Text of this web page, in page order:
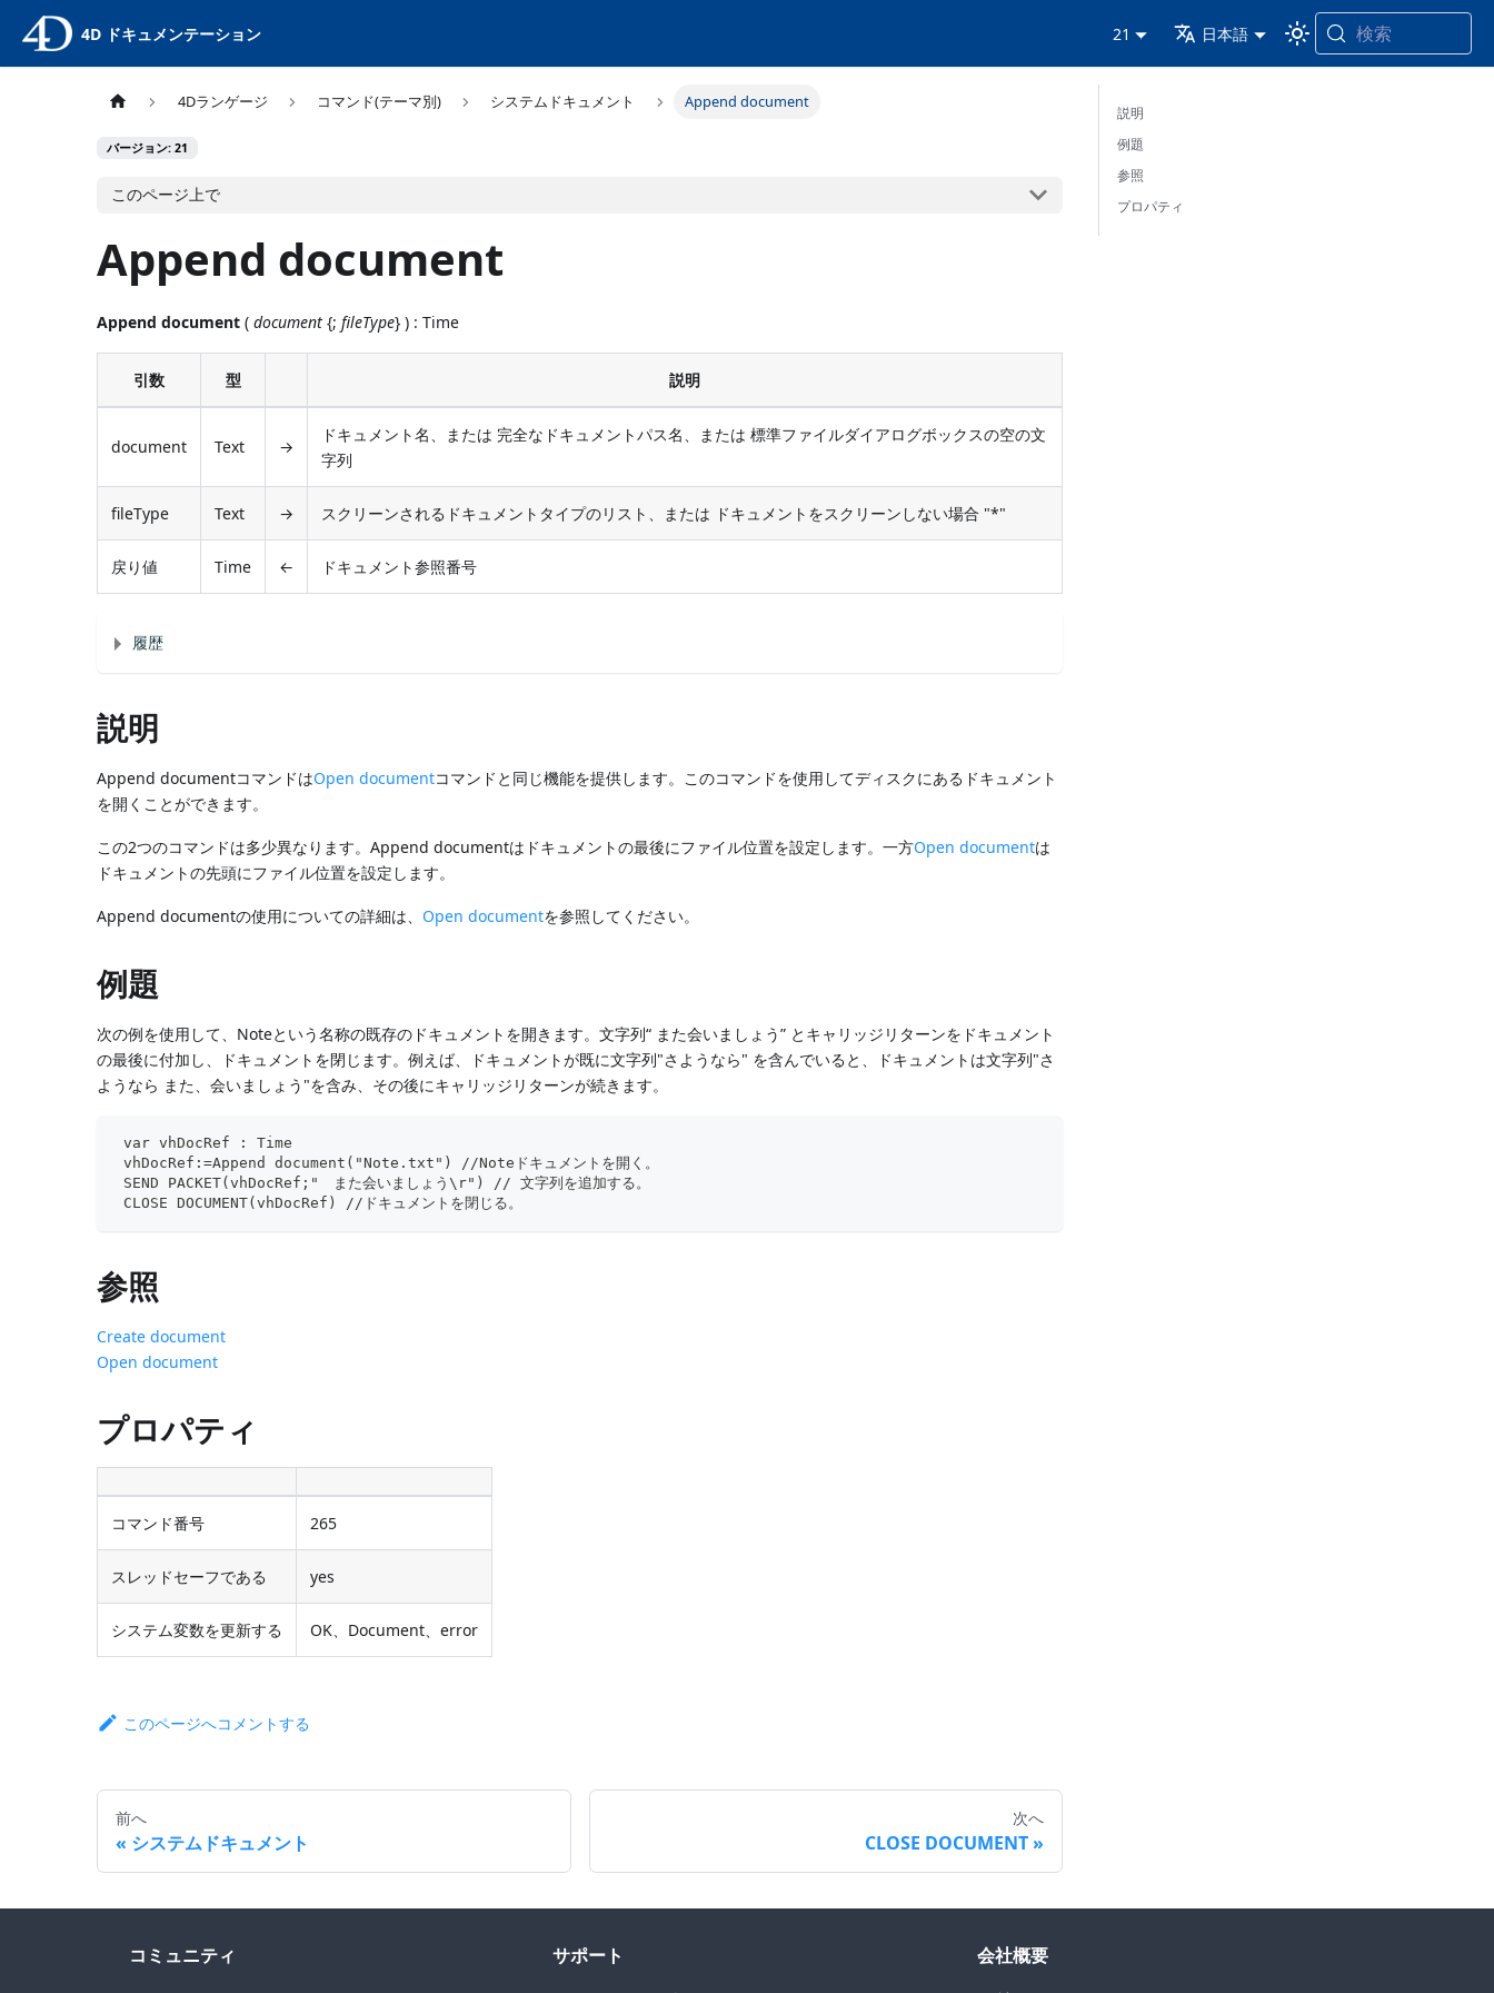
4D ドキュメンテーション 21 日本語 検索
4Dランゲージ コマンド(テーマ別) システムドキュメント Append document
バージョン: 21
このページ上で
Append document
Append document (document {;fileType} ) : Time
引数 型 説明
document Text →
ドキュメント名、または 完全なドキュメントパス名、または 標準ファイルダイアログボックスの空の文
字列
fileType Text → スクリーンされるドキュメントタイプのリスト、または ドキュメントをスクリーンしない場合 "*"
戻り値 Time ← ドキュメント参照番号
履歴
説明
Append documentコマンドはOpen documentコマンドと同じ機能を提供します。このコマンドを使用してディスクにあるドキュメント
を開くことができます。
この2つのコマンドは多少異なります。Append documentはドキュメントの最後にファイル位置を設定します。一方Open documentは
ドキュメントの先頭にファイル位置を設定します。
Append documentの使用についての詳細は、 Open documentを参照してください。
例題
次の例を使用して、Noteという名称の既存のドキュメントを開きます。文字列“ また会いましょう” とキャリッジリターンをドキュメント
の最後に付加し、ドキュメントを閉じます。例えば、ドキュメントが既に文字列"さようなら" を含んでいると、ドキュメントは文字列"さ
ようなら また、会いましょう"を含み、その後にキャリッジリターンが続きます。
var vhDocRef : Time
vhDocRef:=Append document("Note.txt") //Noteドキュメントを開く。
SEND PACKET(vhDocRef;"　また会いましょう\r") // 文字列を追加する。
CLOSE DOCUMENT(vhDocRef) //ドキュメントを閉じる。
参照
Create document
Open document
プロパティ
コマンド番号 265
スレッドセーフである yes
システム変数を更新する OK、Document、error
このページへコメントする
前へ
システムドキュメント
次へ
CLOSE DOCUMENT
説明
例題
参照
プロパティ
コミュニティ サポート 会社概要